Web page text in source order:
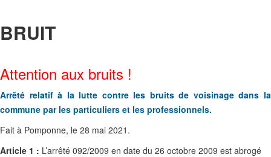
BRUIT
Attention aux bruits !
Arrêté relatif à la lutte contre les bruits de voisinage dans la
commune par les particuliers et les professionnels.
Fait à Pomponne, le 28 mai 2021.
Article 1 : L’arrêté 092/2009 en date du 26 octobre 2009 est abrogé